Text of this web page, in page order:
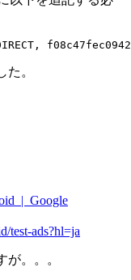
。
| Google
test-ads?hl=ja
。。。